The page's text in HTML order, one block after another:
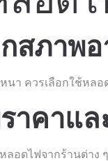
สภาพอ
ควรเลือกใช้หลอ
ราคาแ
ลอดไฟจากร้านต่า